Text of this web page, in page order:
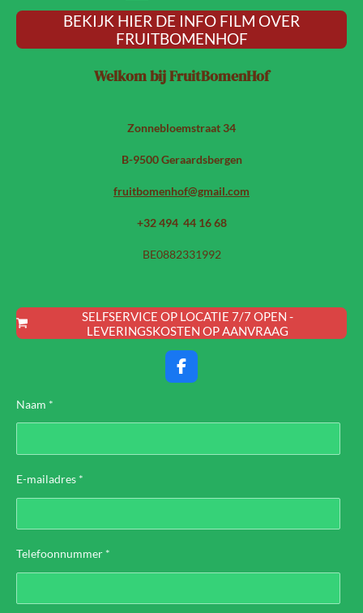
BEKIJK HIER DE INFO FILM OVER
FRUITBOMENHOF
Welkom bij FruitBomenHof
Zonnebloemstraat 34
B-9500 Geraardsbergen
fruitbomenhof@gmail.com
+32 494 44 16 68
BE0882331992
SELFSERVICE OP LOCATIE 7/7 OPEN -
LEVERINGSKOSTEN OP AANVRAAG
F
a
Naam *
E-mailadres *
Telefoonnummer *